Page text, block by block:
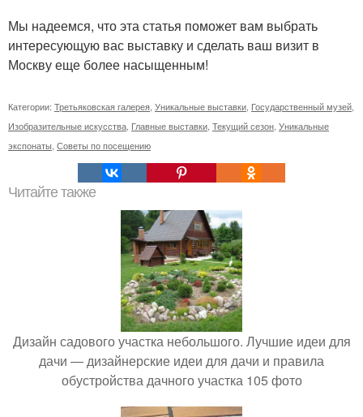
Мы надеемся, что эта статья поможет вам выбрать
интересующую вас выставку и сделать ваш визит в
Москву еще более насыщенным!
Категории: Третьяковская галерея Уникальные выставки Государственный музей
Изобразительные искусства Главные выставки Текущий сезон Уникальные
экспонаты Советы по посещению
Читайте также
Дизайн садового участка небольшого. Лучшие идеи для
дачи — дизайнерские идеи для дачи и правила
обустройства дачного участка 105 фото